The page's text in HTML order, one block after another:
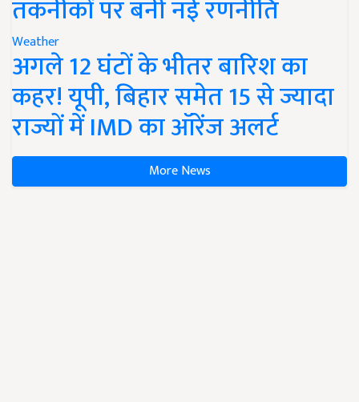
तकनीकों पर बनी नई रणनीति
Weather
अगले 12 घंटों के भीतर बारिश का
कहर! यूपी, बिहार समेत 15 से ज्यादा
राज्यों में IMD का ऑरेंज अलर्ट
More News